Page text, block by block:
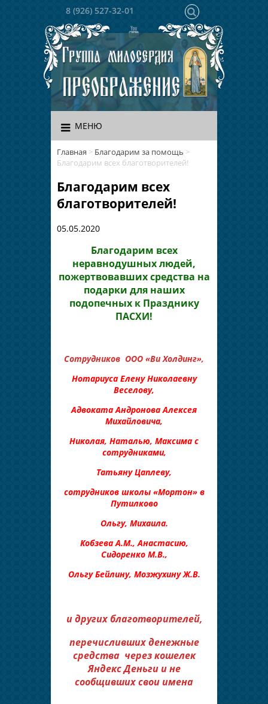
8 (926) 527-32-01
МЕНЮ
Главная > Благодарим за помощь >
Благодарим всех благотворителей!
Благодарим всех
благотворителей!
05.05.2020
Благодарим всех
неравнодушных людей,
пожертвовавших средства на
подарки для наших
подопечных к Празднику
ПАСХИ!
Сотрудников ООО «Ви Холдинг»,
Нотариуса Елену Николаевну
Веселову,
Адвоката Андронова Алексея
Михайловича,
Николая, Наталью, Максима с
сотрудниками,
Татьяну Цаплеву,
сотрудников школы «Мортон» в
Путилково
Ольгу, Михаила.
Кобзева А.М., Анастасию,
Сидоренко М.В.,
Ольгу Бейлину, Мозжухину Ж.В.
и других благотворителей,
перечисливших денежные
средства через кошелек
Яндекс Деньги и не
сообщивших свои имена